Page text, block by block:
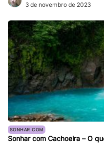
3 de novembro de 2023
SONHAR COM
Sonhar com Cachoeira – O